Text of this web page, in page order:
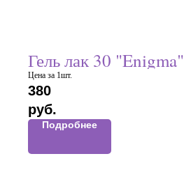
Гель лак 30 "Enigma"
Цена за 1шт.
380
руб.
Подробнее